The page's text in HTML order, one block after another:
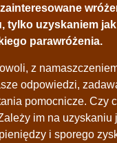
tylko uzyskaniem
parawróżenia.
z
odpowiedzi,
pomocnicze. Czy
im na uzyskaniu
i sporego